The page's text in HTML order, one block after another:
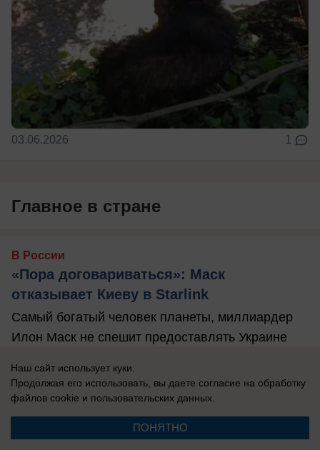
03.06.2026 1
Главное в стране
В России
«Пора договариваться»: Маск
отказывает Киеву в Starlink
Самый богатый человек планеты, миллиардер
Илон Маск не спешит предоставлять Украине
Наш сайт использует куки.
Продолжая его использовать, вы даете согласие на обработку
файлов cookie и пользовательских данных.
ПОНЯТНО